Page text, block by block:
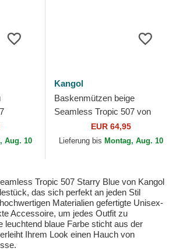
Aug. 10
Kangol
Baskenmützen beige
Seamless Tropic 507 von
EUR 64,95
Lieferung bis Montag, Aug. 10
Tropic 507 Starry Blue von Kangol
das sich perfekt an jeden Stil
Materialien gefertigte Unisex-
Accessoire, um jedes Outfit zu
leuchtend blaue Farbe sticht aus der
Ihrem Look einen Hauch von